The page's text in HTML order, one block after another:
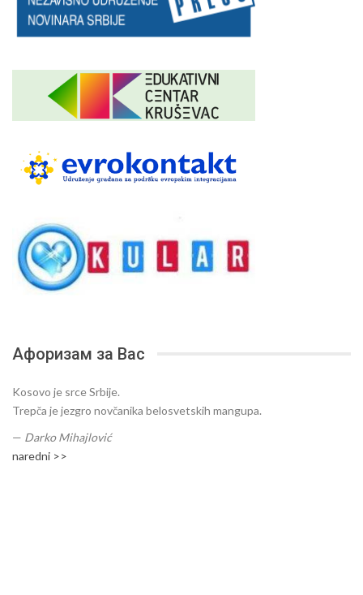
Афоризам за Вас
Kosovo je srce Srbije.
Trepča je jezgro novčanika belosvetskih mangupa.
— Darko Mihajlović
naredni >>